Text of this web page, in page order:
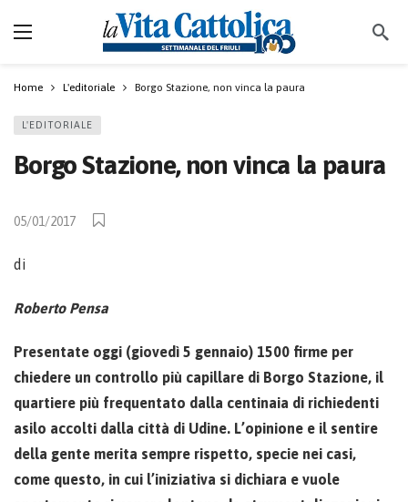
Home L'editoriale Borgo Stazione, non vinca la paura
L'EDITORIALE
Borgo Stazione, non vinca la paura
05/01/2017
di
Roberto Pensa
Presentate oggi (giovedì 5 gennaio) 1500 firme per
chiedere un controllo più capillare di Borgo Stazione, il
quartiere più frequentato dalla centinaia di richiedenti
asilo accolti dalla città di Udine. L’opinione e il sentire
della gente merita sempre rispetto, specie nei casi,
come questo, in cui l’iniziativa si dichiara e vuole